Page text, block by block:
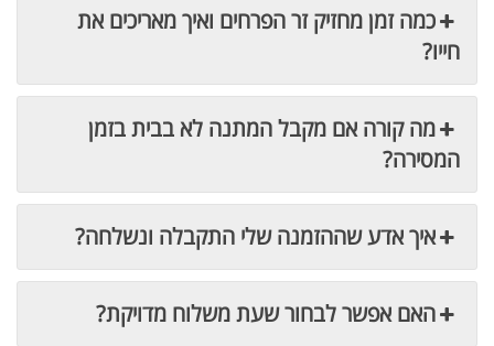
כמה זמן מחזיק זר הפרחים ואיך מאריכים את
חייו?
מה קורה אם מקבל המתנה לא בבית בזמן
המסירה?
איך אדע שההזמנה שלי התקבלה ונשלחה?
האם אפשר לבחור שעת משלוח מדויקת?